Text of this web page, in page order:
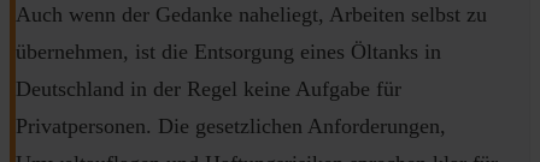
Auch wenn der Gedanke naheliegt, Arbeiten selbst zu
übernehmen, ist die Entsorgung eines Öltanks in
Deutschland in der Regel keine Aufgabe für
Privatpersonen. Die gesetzlichen Anforderungen,